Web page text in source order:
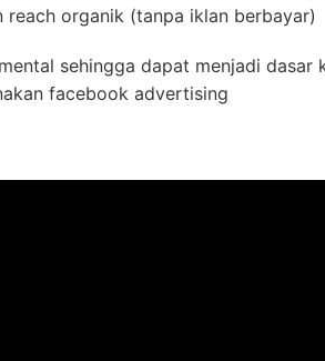
reach organik (tanpa iklan berbayar)
sehingga dapat menjadi dasar
facebook advertising